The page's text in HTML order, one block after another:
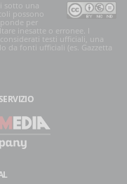
sotto una
possono
per
inesatte o erronee. I
testi ufficiali, una
da fonti ufficiali (es. Gazzetta